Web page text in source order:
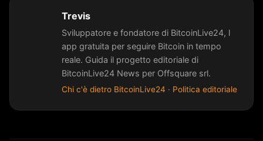
Trevis
Sviluppatore e fondatore di BitcoinLive24, l
app gratuita per seguire Bitcoin in tempo
reale. Guida il progetto editoriale di
BitcoinLive24 News per Offsquare srl.
Chi c'è dietro BitcoinLive24 · Politica editoriale